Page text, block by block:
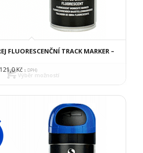
FLUORESCENČNÍ TRACK MARKER –
Kčs DPH)
Výběr možností